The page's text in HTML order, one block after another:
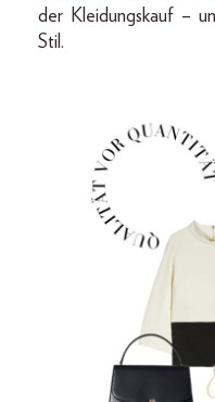
der Kleidungskauf –
Stil.